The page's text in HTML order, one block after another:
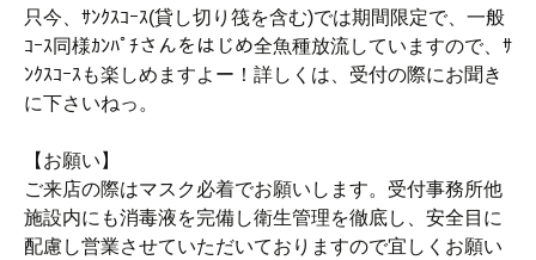
只今、ｻﾝｸｽｺｰｽ(貸し切り筏を含む)では期間限定で、一般
ｺｰｽ同様ｶﾝﾊﾟﾁさんをはじめ全魚種放流していますので、ｻ
ﾝｸｽｺｰｽも楽しめますよー！詳しくは、受付の際にお聞き
に下さいねっ。
【お願い】
ご来店の際はマスク必着でお願いします。受付事務所他
施設内にも消毒液を完備し衛生管理を徹底し、安全目に
配慮し営業させていただいておりますので宜しくお願い